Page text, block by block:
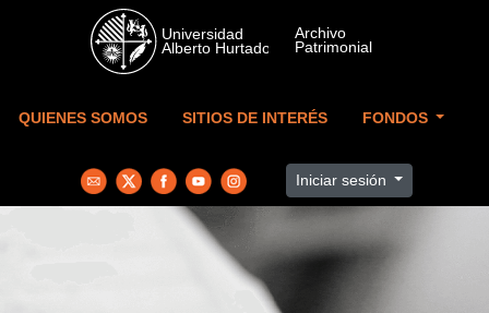
Skip to main content
QUIENES SOMOS SITIOS DE INTERÉS FONDOS
Iniciar sesión